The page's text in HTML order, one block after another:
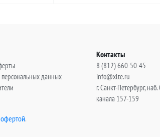
персональных данных
Контакты
8 (812) 660-50-45
info@xlte.ru
г. Санкт-Петербург,
канала 157-159
офертой.